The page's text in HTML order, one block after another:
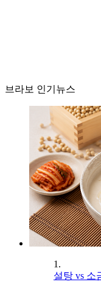
브라보 인기뉴스
1.
설탕 vs 소